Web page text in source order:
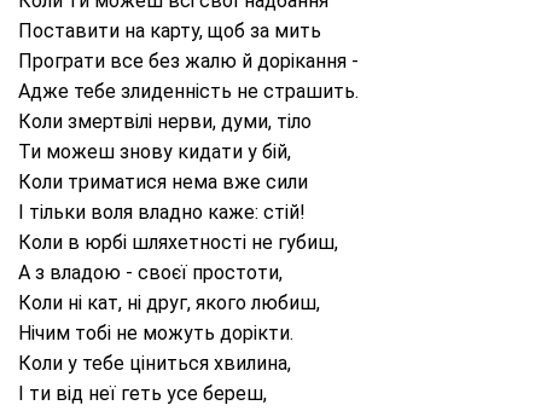
Поставити на карту, щоб за мить
Програти все без жалю й дорікання -
Адже тебе злиденність не страшить.
Коли змертвілі нерви, думи, тіло
Ти можеш знову кидати у бій,
Коли триматися нема вже сили
І тільки воля владно каже: стій!
Коли в юрбі шляхетності не губиш,
А з владою - своєї простоти,
Коли ні кат, ні друг, якого любиш,
Нічим тобі не можуть дорікти.
Коли у тебе ціниться хвилина,
І ти від неї геть усе береш,